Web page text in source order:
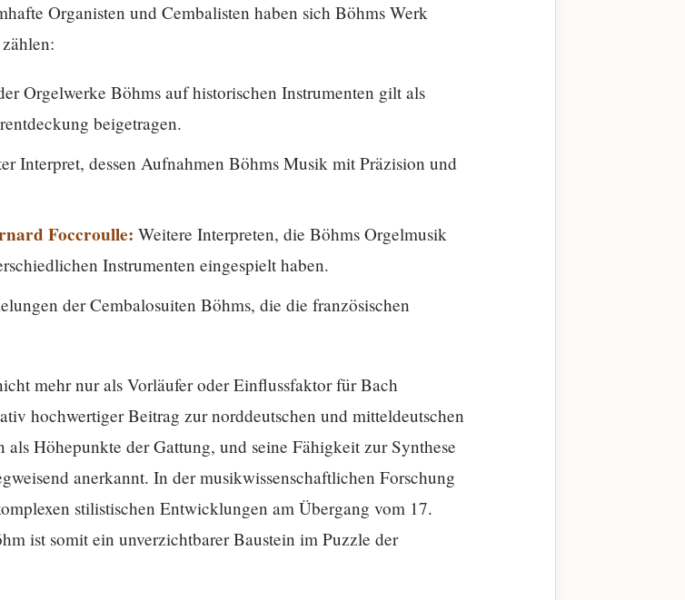
Organisten und Cembalisten haben sich Böhms Werk
Orgelwerke Böhms auf historischen Instrumenten gilt als
beigetragen.
Interpret, dessen Aufnahmen Böhms Musik mit Präzision und
Foccroulle: Weitere Interpreten, die Böhms Orgelmusik
Instrumenten eingespielt haben.
der Cembalosuiten Böhms, die die französischen
mehr nur als Vorläufer oder Einflussfaktor für Bach
hochwertiger Beitrag zur norddeutschen und mitteldeutschen
Höhepunkte der Gattung, und seine Fähigkeit zur Synthese
anerkannt. In der musikwissenschaftlichen Forschung
stilistischen Entwicklungen am Übergang vom 17.
ist somit ein unverzichtbarer Baustein im Puzzle der